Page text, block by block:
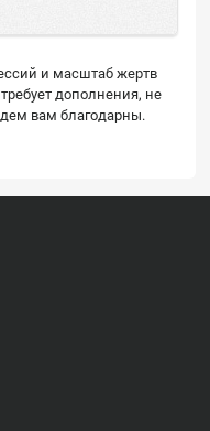
и масштаб жертв
дополнения, не
вам благодарны.